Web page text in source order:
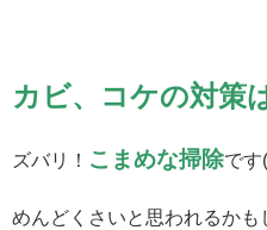
カビ、コケの対策
ズバリ！ こまめな掃除で
めんどくさいと思われるかも